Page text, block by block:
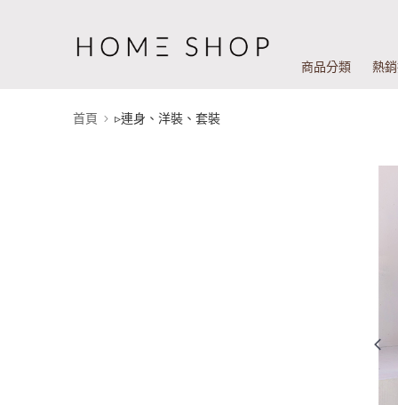
商品分類 熱
首頁 ▹連身、洋裝、套裝